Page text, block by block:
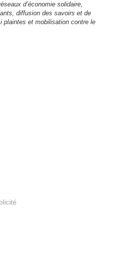
d’économie solidaire,
diffusion des savoirs et de
plaintes et mobilisation contre le